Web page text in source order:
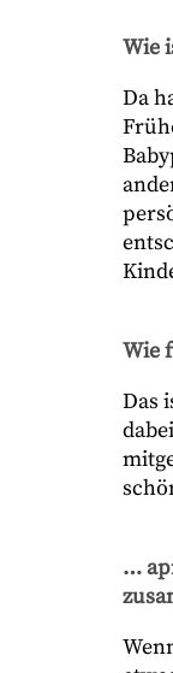
Wie
Da
Wie
Das
…